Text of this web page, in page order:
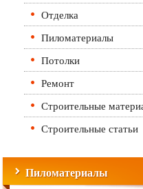
Отделка
Пиломатериалы
Потолки
Ремонт
Строительные
Строительные статьи
Пиломатериалы